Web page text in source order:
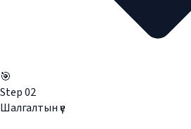
🎯
Step02
Шалгалтын үе